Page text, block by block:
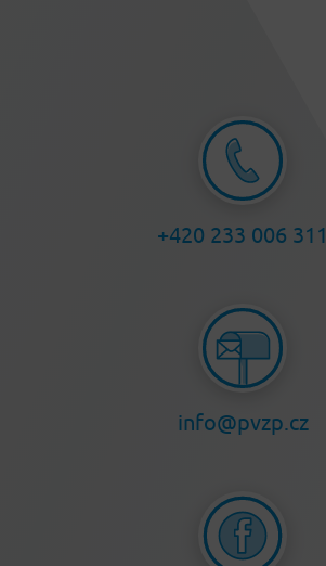
+420 233 006 311
info@pvzp.cz